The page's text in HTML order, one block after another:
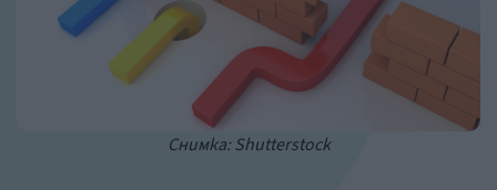
Снимка: Shutterstock